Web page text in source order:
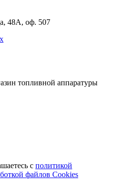
48А, оф. 507
топливной аппаратуры
с политикой
файлов Cookies